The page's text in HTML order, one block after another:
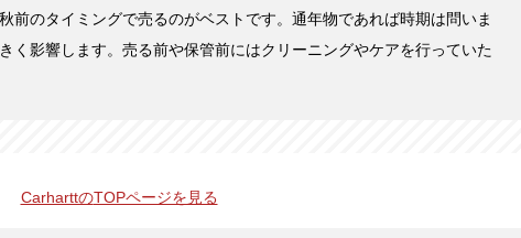
前のタイミングで売るのがベストです。通年物であれば時期は問いま
く影響します。売る前や保管前にはクリーニングやケアを行っていた
CarharttのTOPページを見る